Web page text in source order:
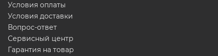
Условия оплаты
Условия доставки
Вопрос-ответ
Сервисный центр
Гарантия на товар